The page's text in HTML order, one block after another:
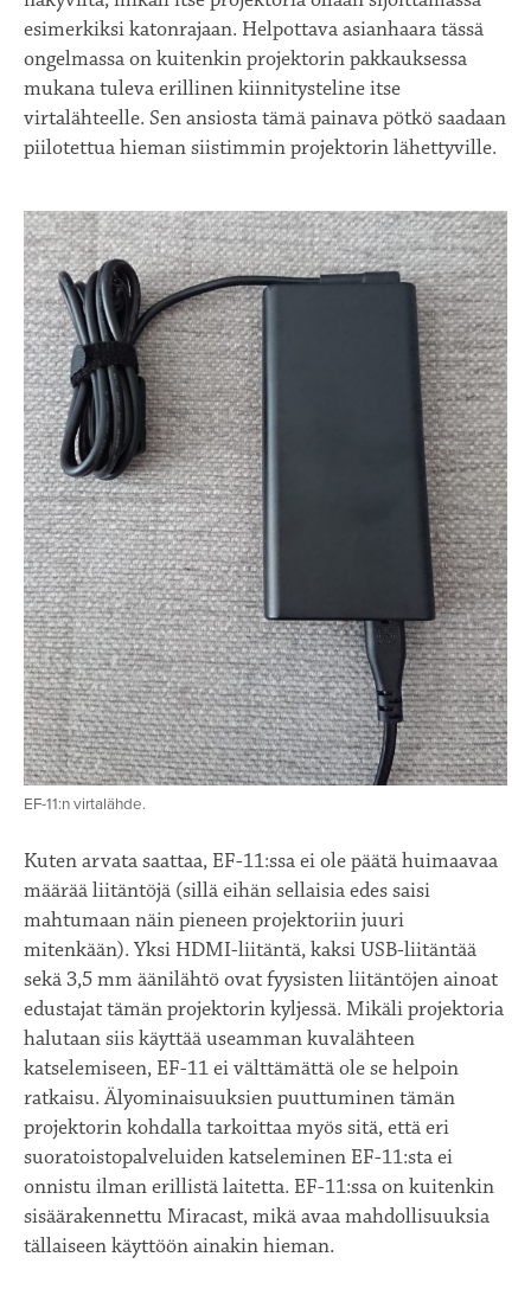
esimerkiksi katonrajaan. Helpottava asianhaara tässä
ongelmassa on kuitenkin projektorin pakkauksessa
mukana tuleva erillinen kiinnitysteline itse
virtalähteelle. Sen ansiosta tämä painava pötkö saadaan
piilotettua hieman siistimmin projektorin lähettyville.
EF-11:n virtalähde.
Kuten arvata saattaa, EF-11:ssa ei ole päätä huimaavaa
määrää liitäntöjä (sillä eihän sellaisia edes saisi
mahtumaan näin pieneen projektoriin juuri
mitenkään). Yksi HDMI-liitäntä, kaksi USB-liitäntää
sekä 3,5 mm äänilähtö ovat fyysisten liitäntöjen ainoat
edustajat tämän projektorin kyljessä. Mikäli projektoria
halutaan siis käyttää useamman kuvalähteen
katselemiseen, EF-11 ei välttämättä ole se helpoin
ratkaisu. Älyominaisuuksien puuttuminen tämän
projektorin kohdalla tarkoittaa myös sitä, että eri
suoratoistopalveluiden katseleminen EF-11:sta ei
onnistu ilman erillistä laitetta. EF-11:ssa on kuitenkin
sisäärakennettu Miracast, mikä avaa mahdollisuuksia
tällaiseen käyttöön ainakin hieman.